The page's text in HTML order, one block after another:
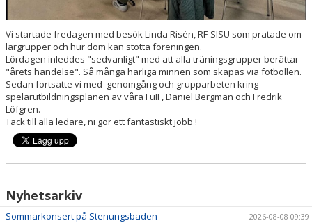
VALLENLEDARE
FÖRÄLDRAR
LÄNKAR
DOKUMENT
Vi startade fredagen med besök Linda Risén, RF-SISU som pratade om
lärgrupper och hur dom kan stötta föreningen.
Lördagen inleddes "sedvanligt" med att alla träningsgrupper berättar
"årets händelse". Så många härliga minnen som skapas via fotbollen.
Sedan fortsatte vi med genomgång och grupparbeten kring
spelarutbildningsplanen av våra FuIF, Daniel Bergman och Fredrik
Löfgren.
Tack till alla ledare, ni gör ett fantastiskt jobb !
Nyhetsarkiv
Sommarkonsert på Stenungsbaden 2026-08-08 09:39